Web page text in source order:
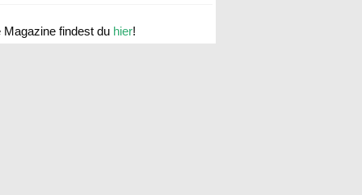
Magazine findest du hier!